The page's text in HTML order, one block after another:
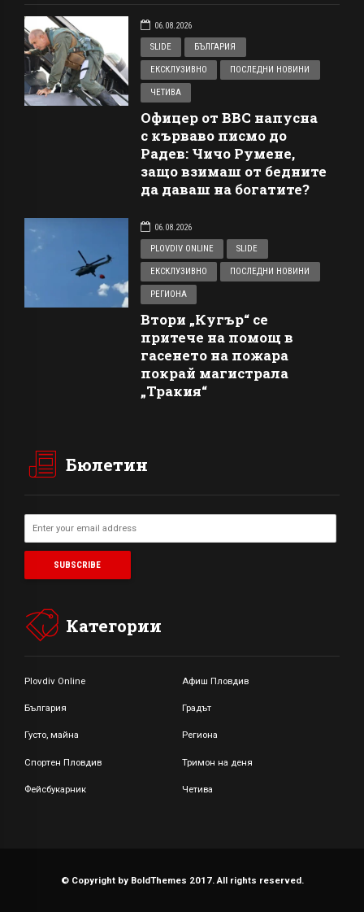
06.08.2026
SLIDE
БЪЛГАРИЯ
ЕКСКЛУЗИВНО ПОСЛЕДНИ НОВИНИ
ЧЕТИВА
Офицер от ВВС напусна
с кърваво писмо до
Радев: Чичо Румене,
защо взимаш от бедните
да даваш на богатите?
06.08.2026
PLOVDIV ONLINE
SLIDE
ЕКСКЛУЗИВНО ПОСЛЕДНИ НОВИНИ
РЕГИОНА
Втори „Кугър“ се
притече на помощ в
гасенето на пожара
покрай магистрала
„Тракия“
Бюлетин
Категории
Plovdiv Online Афиш Пловдив
България Градът
Густо, майна Региона
Спортен Пловдив Тримон на деня
Фейсбукарник Четива
© Copyright by BoldThemes 2017. All rights reserved.